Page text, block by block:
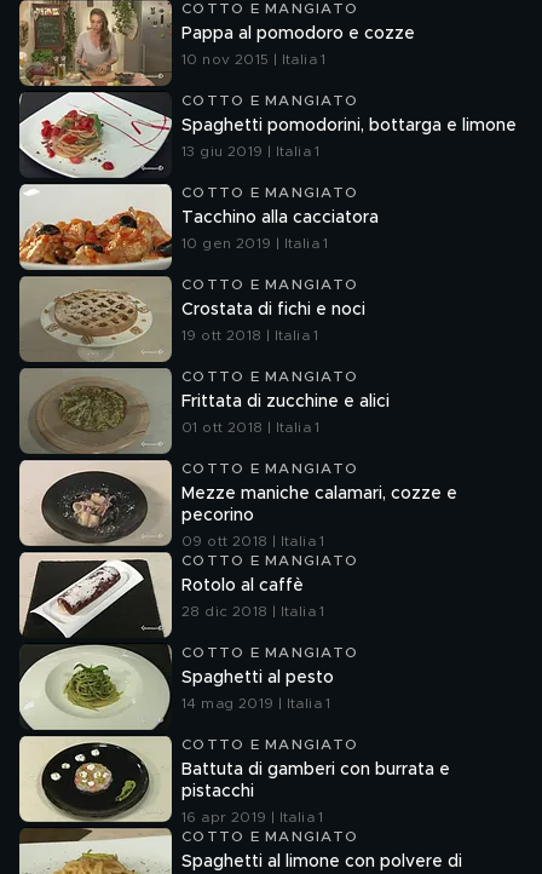
COTTO E MANGIATO
Pappa al pomodoro e cozze
10 nov 2015 | Italia 1
COTTO E MANGIATO
Spaghetti pomodorini, bottarga e limone
13 giu 2019 | Italia 1
COTTO E MANGIATO
Tacchino alla cacciatora
10 gen 2019 | Italia 1
COTTO E MANGIATO
Crostata di fichi e noci
19 ott 2018 | Italia 1
COTTO E MANGIATO
Frittata di zucchine e alici
01 ott 2018 | Italia 1
COTTO E MANGIATO
Mezze maniche calamari, cozze e
pecorino
09 ott 2018 | Italia 1
COTTO E MANGIATO
Rotolo al caffè
28 dic 2018 | Italia 1
COTTO E MANGIATO
Spaghetti al pesto
14 mag 2019 | Italia 1
COTTO E MANGIATO
Battuta di gamberi con burrata e
pistacchi
16 apr 2019 | Italia 1
COTTO E MANGIATO
Spaghetti al limone con polvere di